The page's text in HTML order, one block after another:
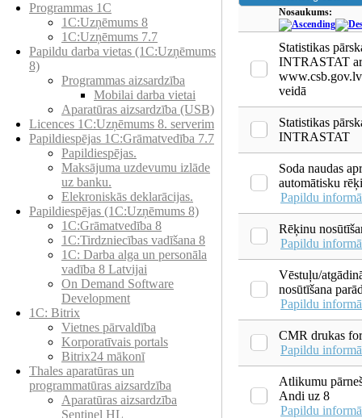
Programmas 1C
1C:Uzņēmums 8
1C:Uzņēmums 7.7
Papildu darba vietas (1C:Uzņēmums
8)
Programmas aizsardzība
Mobilai darba vietai
Aparatūras aizsardzība (USB)
Licences 1C:Uzņēmums 8. serverim
Papildiespējas 1C:Grāmatvedība 7.7
Papildiespējas.
Maksājuma uzdevumu izlāde
uz banku.
Elekroniskās deklarācijas.
Papildiespējas (1C:Uzņēmums 8)
1C:Grāmatvedība 8
1C:Tirdzniecības vadīšana 8
1С: Darba alga un personāla
vadība 8 Latvijai
On Demand Software
Development
1C: Bitrix
Vietnes pārvaldība
Korporatīvais portals
Bitrix24 mākonī
Thales aparatūras un
programmatūras aizsardzība
Aparatūras aizsardzība
Sentinel HL
Nosaukums:
Statistikas
INTRASTAT
veidā
Statistikas
INTRASTAT
Soda naudas
automātisku
Papildu
Rēķinu
Papildu
Vēstuļu/
nosūtīšana
Papildu
CMR drukas
Papildu
Atlikumu
Andi uz 8
Papildu